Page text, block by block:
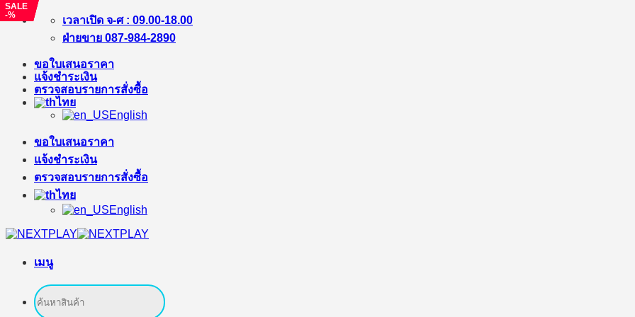
ข้าม
เนื้อหา
เวลาเปิด จ-ศ : 09.00-18.00
ฝ่ายขาย 087-984-2890
ขอใบเสนอราคา
แจ้งชำระเงิน
ตรวจสอบรายการสั่งซื้อ
ไทย
English
ขอใบเสนอราคา
แจ้งชำระเงิน
ตรวจสอบรายการสั่งซื้อ
ไทย
English
เมนู
ค้นหา:
SALE
-%
SALE
-%
SALE
-%